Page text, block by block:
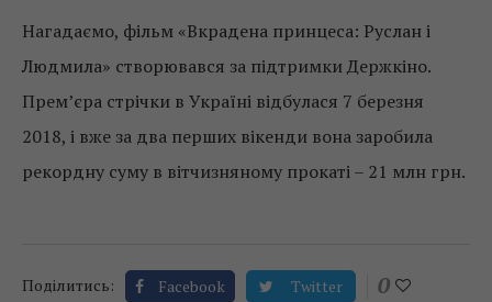
Нагадаємо, фільм «Вкрадена принцеса: Руслан і
Людмила» створювався за підтримки Держкіно.
Прем’єра стрічки в Україні відбулася 7 березня
2018, і вже за два перших вікенди вона заробила
рекордну суму в вітчизняному прокаті – 21 млн грн.
Поділитись: Facebook Twitter 0